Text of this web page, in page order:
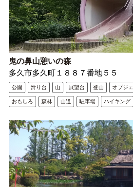
鬼の鼻山憩いの森
多久市多久町１８８７番地５５
公園 滑り台 山 展望台 登山 オブジェ
おもしろ 森林 山道 駐車場 ハイキング